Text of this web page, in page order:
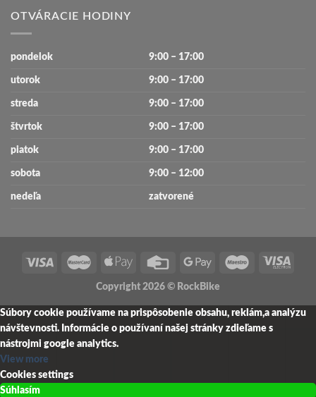
OTVÁRACIE HODINY
pondelok 9:00 – 17:00
utorok 9:00 – 17:00
streda 9:00 – 17:00
štvrtok 9:00 – 17:00
piatok 9:00 – 17:00
sobota 9:00 – 12:00
nedeľa zatvorené
Copyright 2026 © RockBike
Súbory cookie používame na prispôsobenie obsahu, reklám,a analýzu
návštevnosti. Informácie o používaní našej stránky zdieľame s
nástrojmi google analytics.
View more
Cookies settings
Súhlasím